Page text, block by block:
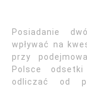
Posiadanie
wpływać na
przy
Polsce
odliczać od